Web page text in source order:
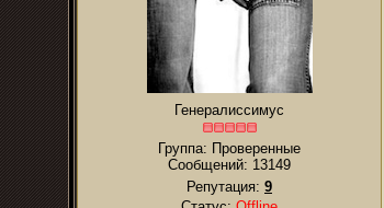
Генералиссимус
Группа: Проверенные
Сообщений: 13149
Репутация: 9